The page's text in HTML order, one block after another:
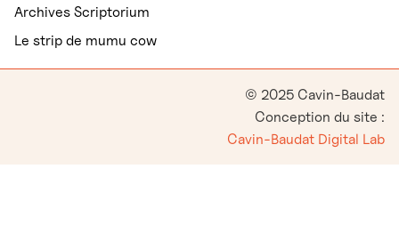
Archives Scriptorium
Le strip de mumu cow
© 2025 Cavin-Baudat
Conception du site :
Cavin-Baudat Digital Lab